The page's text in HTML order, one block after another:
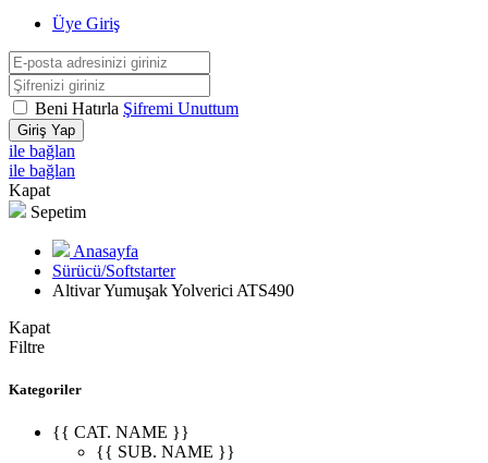
Üye Giriş
Beni Hatırla Şifremi Unuttum
Giriş Yap
ile bağlan
ile bağlan
Kapat
Sepetim
Anasayfa
Sürücü/Softstarter
Altivar Yumuşak Yolverici ATS490
Kapat
Filtre
Kategoriler
{{ CAT. NAME }}
{{ SUB. NAME }}